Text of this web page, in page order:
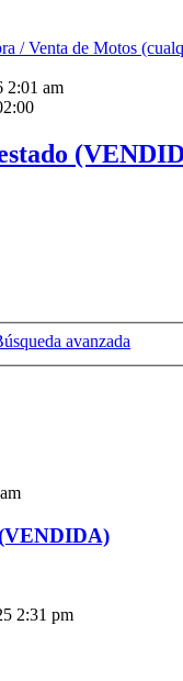
/ Venta de Motos
2:01 am
avanzada
(VENDIDA)
2:31 pm